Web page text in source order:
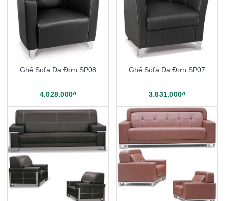
Ghế Sofa Da Đơn SP08
4.028.000₫
Ghế Sofa Da Đơn SP07
3.831.000₫